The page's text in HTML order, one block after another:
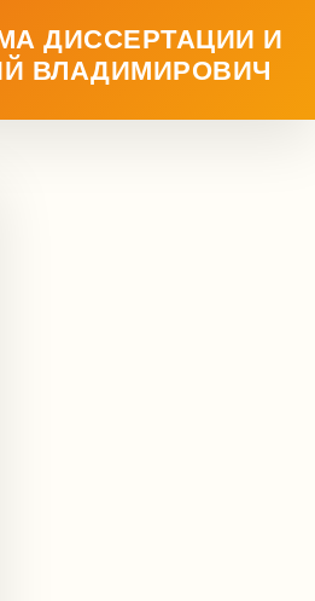
ДИССЕРТАЦИИ И
ВЛАДИМИРОВИЧ